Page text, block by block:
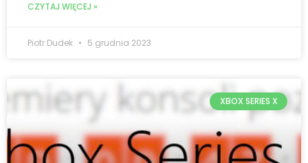
CZYTAJ WIĘCEJ »
Piotr Dudek 5 grudnia 2023
XBOX SERIES X